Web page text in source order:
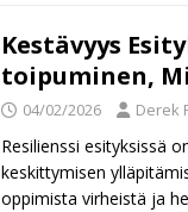
Kestävyys
toipuminen,
04/02/2026 Derek
Resilienssi esityksissä
keskittymisen
oppimista virheistä ja